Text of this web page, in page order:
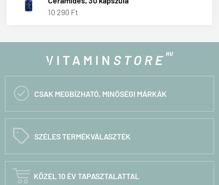
10 290 Ft
 CSAK MEGBÍZHATÓ, MINŐSÉGI MÁRKÁK
C SZÉLES TERMÉKVÁLASZTÉK
 KÖZEL 10 ÉV TAPASZTALATTAL